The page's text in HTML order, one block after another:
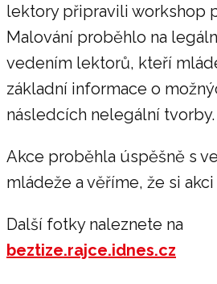
lektory připravili workshop
Malování proběhlo na
vedením lektorů, kteří
základní informace o
následcích nelegální tvorby.
Akce proběhla úspěšně s
mládeže a věříme, že si
Další fotky naleznete na
beztize.rajce.idnes.cz